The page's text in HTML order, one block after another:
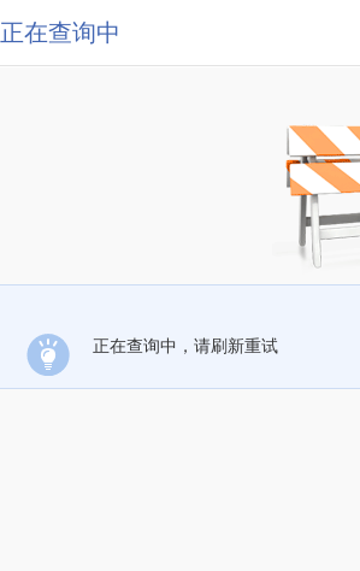
正在查询中
正在查询中，请刷新重试